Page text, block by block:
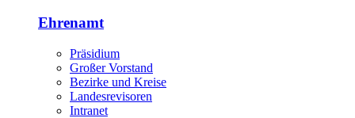
Ehrenamt
Präsidium
Großer Vorstand
Bezirke und Kreise
Landesrevisoren
Intranet